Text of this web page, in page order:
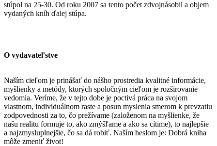
stúpol na 25-30. Od roku 2007 sa tento počet zdvojnásobil a objem
vydaných kníh ďalej stúpa.
O vydavateľstve
Naším cieľom je prinášať do nášho prostredia kvalitné informácie,
myšlienky a metódy, ktorých spoločným cieľom je rozširovanie
vedomia. Veríme, že v tejto dobe je poctivá práca na svojom
vlastnom, individuálnom raste a posun myslenia smerom k prevzatiu
zodpovednosti za to, čo prežívame (založenom na myšlienke, že
našu realitu formuje to, ako zmýšľame a ako sa cítime), to najlepšie
a najzmysluplnejšie, čo sa dá robiť. Naším heslom je: Dobrá kniha
môže zmeniť život!